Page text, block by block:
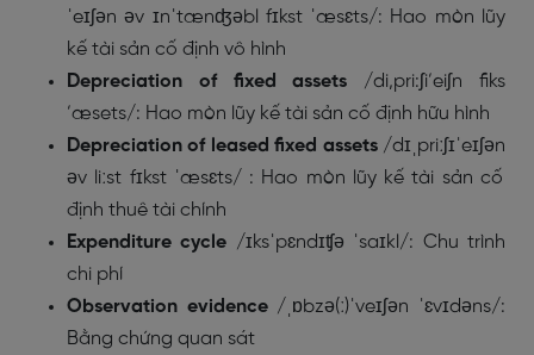
ˈeɪʃən əv ɪnˈtænʤəbl fɪkst ˈæsɛts/: Hao mòn lũy
kế tài sản cố định vô hình
Depreciation of fixed assets /di,pri:ʃi’eiʃn fiks
’æsets/: Hao mòn lũy kế tài sản cố định hữu hình
Depreciation of leased fixed assets /dɪˌpriːʃɪˈeɪʃən
əv liːst fɪkst ˈæsɛts/ : Hao mòn lũy kế tài sản cố
định thuê tài chính
Expenditure cycle /ɪksˈpɛndɪʧə ˈsaɪkl/: Chu trình
chi phí
Observation evidence / ˌɒbzə(ː)ˈveɪʃən ˈɛvɪdəns/:
Bằng chứng quan sát